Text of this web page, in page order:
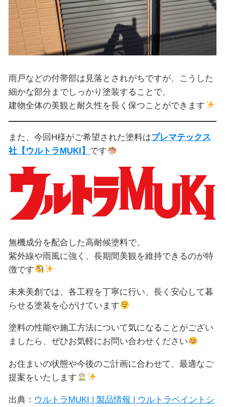
雨戸などの付帯部は見落とされがちですが、こうした
細かな部分までしっかり塗装することで、
建物全体の美観と耐久性を長く保つことができます
また、今回H様がご希望された塗料はプレマテックス
社【ウルトラMUKI】 です
無機成分を配合した高耐候塗料で、
紫外線や雨風に強く、長期間美観を維持できるのが特
徴です
未来美創では、各工程を丁寧に行い、長く安心して暮
らせる塗装を心がけています
塗料の性能や施工方法について気になることがござい
ましたら、ぜひお気軽にお問い合わせください
お住まいの状態や今後のご計画に合わせて、最適なご
提案をいたします
出典： ウルトラMUKI | 製品情報 | ウルトラペイントシ